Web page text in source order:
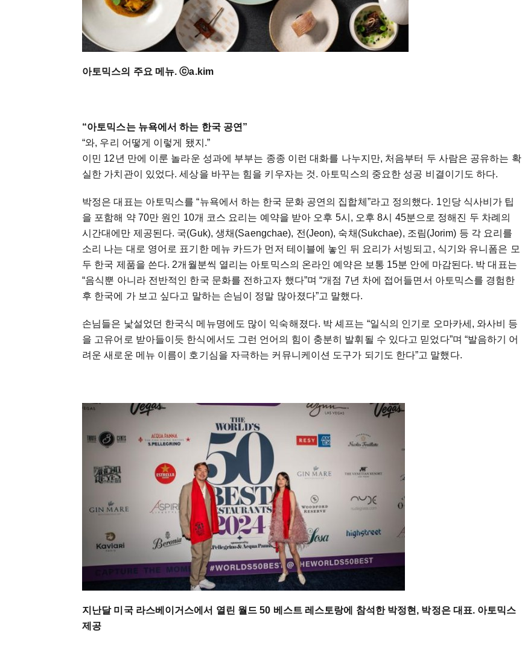
아토믹스의 주요 메뉴. ⓒa.kim
“아토믹스는 뉴욕에서 하는 한국 공연”
“와, 우리 어떻게 이렇게 됐지.”
이민 12년 만에 이룬 놀라운 성과에 부부는 종종 이런 대화를 나누지만, 처음부터 두 사람은 공유하는 확
실한 가치관이 있었다. 세상을 바꾸는 힘을 키우자는 것. 아토믹스의 중요한 성공 비결이기도 하다.
박정은 대표는 아토믹스를 “뉴욕에서 하는 한국 문화 공연의 집합체”라고 정의했다. 1인당 식사비가 팁
을 포함해 약 70만 원인 10개 코스 요리는 예약을 받아 오후 5시, 오후 8시 45분으로 정해진 두 차례의
시간대에만 제공된다. 국(Guk), 생채(Saengchae), 전(Jeon), 숙채(Sukchae), 조림(Jorim) 등 각 요리를
소리 나는 대로 영어로 표기한 메뉴 카드가 먼저 테이블에 놓인 뒤 요리가 서빙되고, 식기와 유니폼은 모
두 한국 제품을 쓴다. 2개월분씩 열리는 아토믹스의 온라인 예약은 보통 15분 안에 마감된다. 박 대표는
“음식뿐 아니라 전반적인 한국 문화를 전하고자 했다”며 “개점 7년 차에 접어들면서 아토믹스를 경험한
후 한국에 가 보고 싶다고 말하는 손님이 정말 많아졌다”고 말했다.
손님들은 낯설었던 한국식 메뉴명에도 많이 익숙해졌다. 박 셰프는 “일식의 인기로 오마카세, 와사비 등
을 고유어로 받아들이듯 한식에서도 그런 언어의 힘이 충분히 발휘될 수 있다고 믿었다”며 “발음하기 어
려운 새로운 메뉴 이름이 호기심을 자극하는 커뮤니케이션 도구가 되기도 한다”고 말했다.
지난달 미국 라스베이거스에서 열린 월드 50 베스트 레스토랑에 참석한 박정현, 박정은 대표. 아토믹스
제공